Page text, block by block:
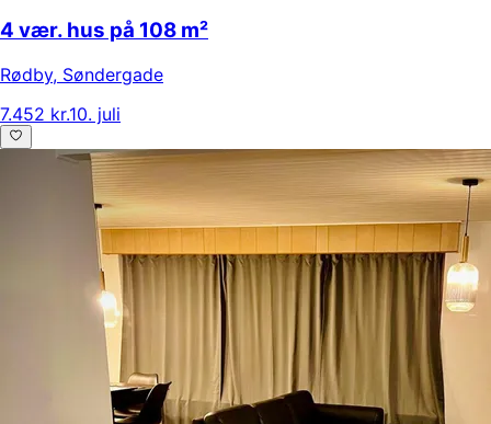
4 vær. hus på 108 m²
Rødby, Søndergade
7.452 kr.10. juli